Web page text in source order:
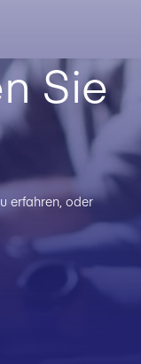
Sie
erfahren, oder